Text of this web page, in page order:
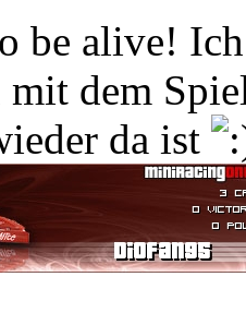
be alive!
dem
da ist